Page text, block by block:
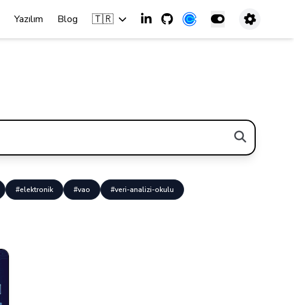
Yazılım Blog 🇹🇷
#elektronik #vao #veri-analizi-okulu